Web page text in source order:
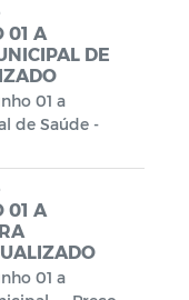
01 A
DE
01 a
de Saúde -
01 A
01 a